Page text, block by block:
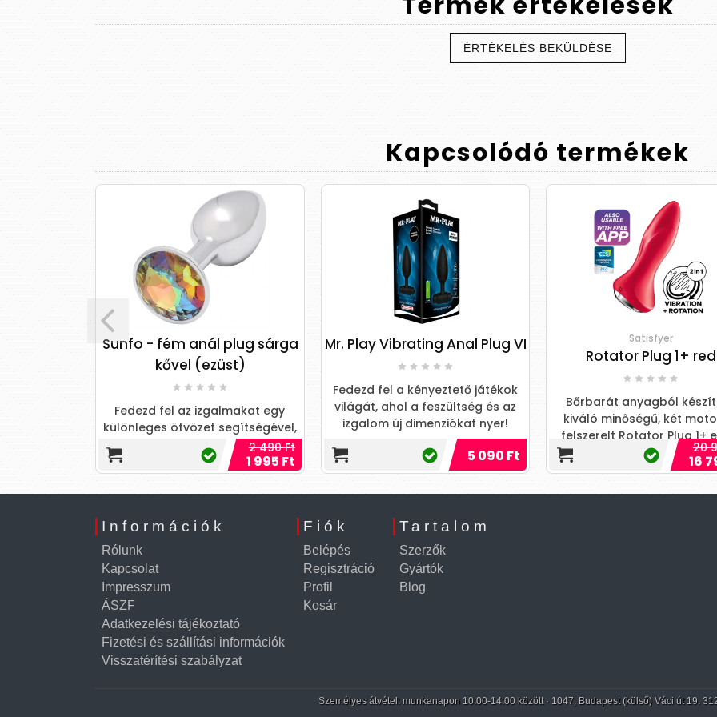
ÉRTÉKELÉS BEKÜLDÉSE
Kapcsolódó termékek
Sunfo - fém anál plug sárga
kővel (ezüst)
Fedezd fel az izgalmakat egy
különleges ötvözet segítségével,
ami új dimenziókat nyit meg a
játékban!
2 490 Ft
1 995 Ft
Mr. Play Vibrating Anal Plug VI
Fedezd fel a kényeztető játékok
világát, ahol a feszültség és az
izgalom új dimenziókat nyer!
5 090 Ft
Satisfyer
Rotator Plug 1+ red
Bőrbarát anyagból
kiváló minőségű, két
felszerelt Rotator Plug 1+
motorja az erős
20
16
Információk
Rólunk
Kapcsolat
Impresszum
ÁSZF
Adatkezelési tájékoztató
Fizetési és szállítási információk
Visszatérítési szabályzat
Fiók
Belépés
Regisztráció
Profil
Kosár
Tartalom
Szerzők
Gyártók
Blog
Személyes átvétel: munkanapon 10:00-14:00 között · 1047, Budapest (külső) Váci út 19.